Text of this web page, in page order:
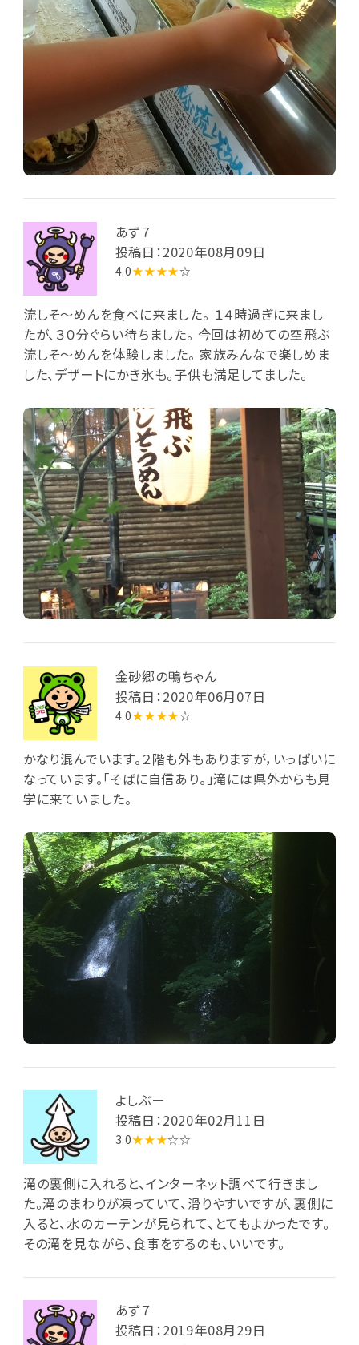
あず７
投稿日：2020年08月09日
4.0★★★★☆
流しそ〜めんを食べに来ました。 １４時過ぎに来まし
たが、３０分ぐらい待ちました。 今回は初めての空飛ぶ
流しそ〜めんを体験しました。 家族みんなで楽しめま
した、デザートにかき氷も。子供も満足してました。
金砂郷の鴨ちゃん
投稿日：2020年06月07日
4.0★★★★☆
かなり混んでいます。２階も外もありますが，いっぱいに
なっています。「そばに自信あり。」滝には県外からも見
学に来ていました。
よしぶー
投稿日：2020年02月11日
3.0★★★☆☆
滝の裏側に入れると、インターネット調べて行きまし
た。滝のまわりが凍っていて、滑りやすいですが、裏側に
入ると、水のカーテンが見られて、とてもよかったです。
その滝を見ながら、食事をするのも、いいです。
あず７
投稿日：2019年08月29日